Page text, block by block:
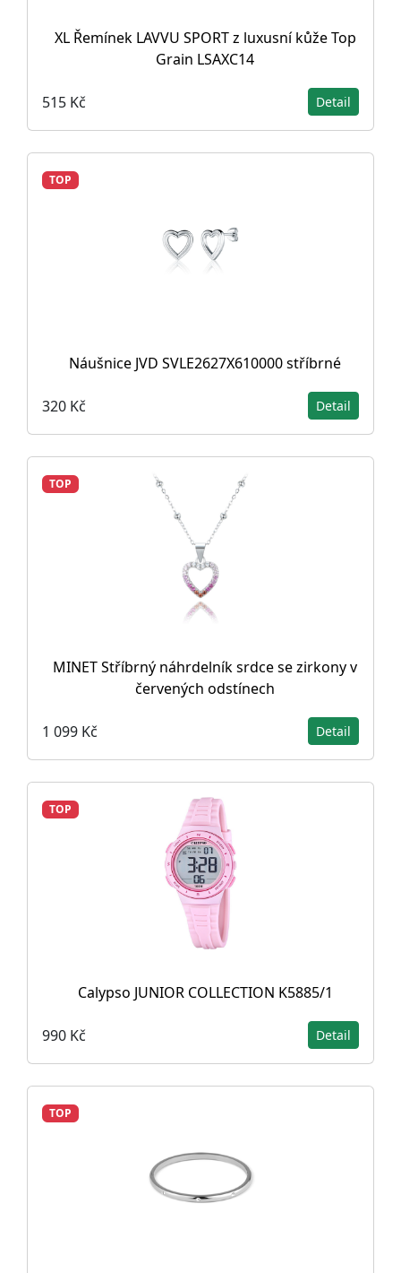
XL Řemínek LAVVU SPORT z luxusní kůže Top
Grain LSAXC14
515 Kč Detail
TOP
Náušnice JVD SVLE2627X610000 stříbrné
320 Kč Detail
TOP
MINET Stříbrný náhrdelník srdce se zirkony v
červených odstínech
1 099 Kč Detail
TOP
Calypso JUNIOR COLLECTION K5885/1
990 Kč Detail
TOP